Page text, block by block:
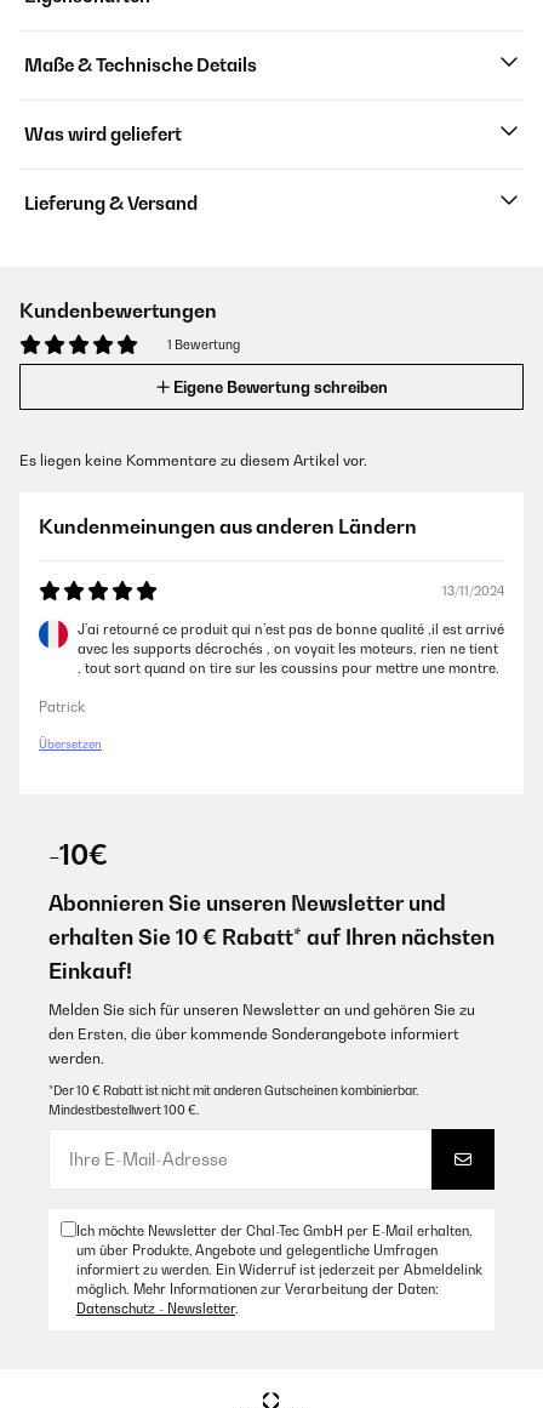
Maße & Technische Details
Was wird geliefert
Lieferung & Versand
Kundenbewertungen
1 Bewertung
Eigene Bewertung schreiben
Es liegen keine Kommentare zu diesem Artikel vor.
Kundenmeinungen aus anderen Ländern
13/11/2024
J’ai retourné ce produit qui n’est pas de bonne qualité ,il est arrivé
avec les supports décrochés , on voyait les moteurs, rien ne tient
, tout sort quand on tire sur les coussins pour mettre une montre.
Patrick
Übersetzen
-10€
Abonnieren Sie unseren Newsletter und
erhalten Sie 10 € Rabatt* auf Ihren nächsten
Einkauf!
Melden Sie sich für unseren Newsletter an und gehören Sie zu
den Ersten, die über kommende Sonderangebote informiert
werden.
*Der 10 € Rabatt ist nicht mit anderen Gutscheinen kombinierbar.
Mindestbestellwert 100 €.
Ich möchte Newsletter der Chal-Tec GmbH per E-Mail erhalten,
um über Produkte, Angebote und gelegentliche Umfragen
informiert zu werden. Ein Widerruf ist jederzeit per Abmeldelink
möglich. Mehr Informationen zur Verarbeitung der Daten:
Datenschutz - Newsletter.